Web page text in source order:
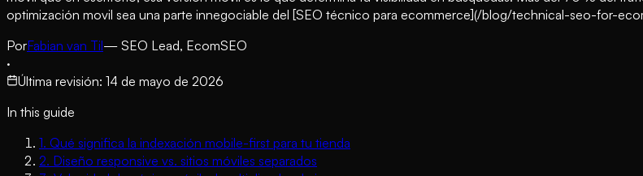
optimización movil sea una parte innegociable del [SEO técnico para ecommerce](/blog/technical-seo-for-
PorFabian van Til— SEO Lead, EcomSEO
·
Última revisión: 14 de mayo de 2026
In this guide
1. Qué significa la indexación mobile-first para tu tienda
2. Diseño responsive vs. sitios móviles separados